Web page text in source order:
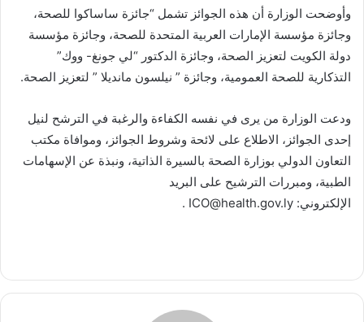
وأوضحت الوزارة أن هذه الجوائز تشمل “جائزة ساساكوا للصحة،
وجائزة مؤسسة الإمارات العربية المتحدة للصحة، وجائزة مؤسسة
دولة الكويت لتعزيز الصحة، وجائزة الدكتور “لي جونغ- ووك”
التذكارية للصحة العمومية، وجائزة ” نيلسون مانديلا ” لتعزيز الصحة.
ودعت الوزارة من يرى في نفسه الكفاءة والرغبة في الترشح لنيل
إحدى الجوائز، الاطلاع على لائحة وشروط الجوائز، وموافاة مكتب
التعاون الدولي بوزارة الصحة بالسيرة الذاتية، ونبذة عن الإسهامات
الطبية، ومبررات الترشيح على البريد
الإلكتروني: ‏ICO@health.gov.ly .